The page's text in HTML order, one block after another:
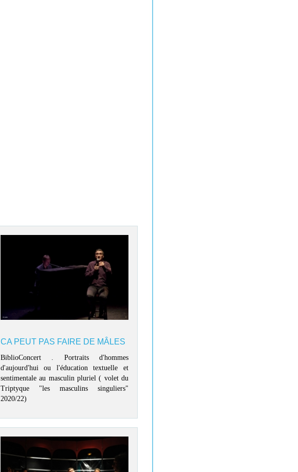
CA PEUT PAS FAIRE DE MÂLES
BiblioConcert . Portraits d'hommes
d'aujourd'hui ou l'éducation textuelle et
sentimentale au masculin pluriel ( volet du
Triptyque "les masculins singuliers"
2020/22)